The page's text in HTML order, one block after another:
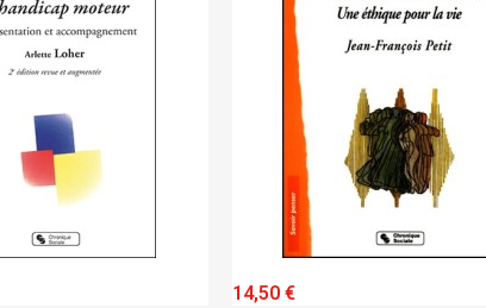
14,50 €